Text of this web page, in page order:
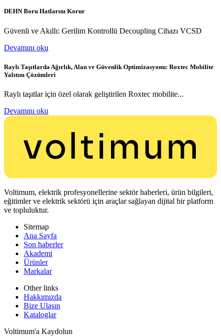
DEHN Boru Hatlarını Korur
Güvenli ve Akıllı: Gerilim Kontrollü Decoupling Cihazı VCSD
Devamını oku
Raylı Taşıtlarda Ağırlık, Alan ve Güvenlik Optimizasyonu: Roxtec Mobilite
Yalıtım Çözümleri
Raylı taşıtlar için özel olarak geliştirilen Roxtec mobilite...
Devamını oku
Voltimum, elektrik profesyonellerine sektör haberleri, ürün bilgileri,
eğitimler ve elektrik sektörü için araçlar sağlayan dijital bir platform
ve topluluktur.
Sitemap
Ana Sayfa
Son haberler
Akademi
Ürünler
Markalar
Other links
Hakkımızda
Bize Ulaşın
Kataloglar
Voltimum'a Kaydolun